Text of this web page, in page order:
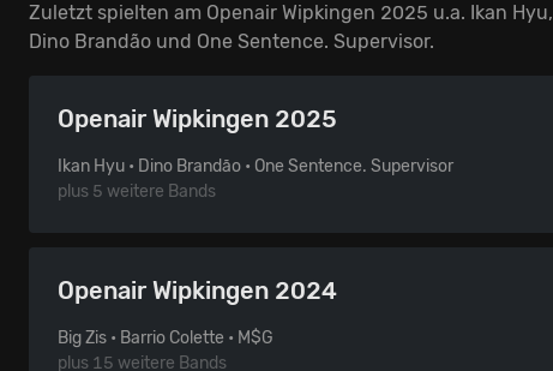
Zuletzt spielten am Openair Wipkingen 2025 u.a. Ikan Hyu,
Dino Brandão und One Sentence. Supervisor.
Openair Wipkingen 2025
Ikan Hyu • Dino Brandão • One Sentence. Supervisor
plus 5 weitere Bands
Openair Wipkingen 2024
Big Zis • Barrio Colette • M$G
plus 15 weitere Bands